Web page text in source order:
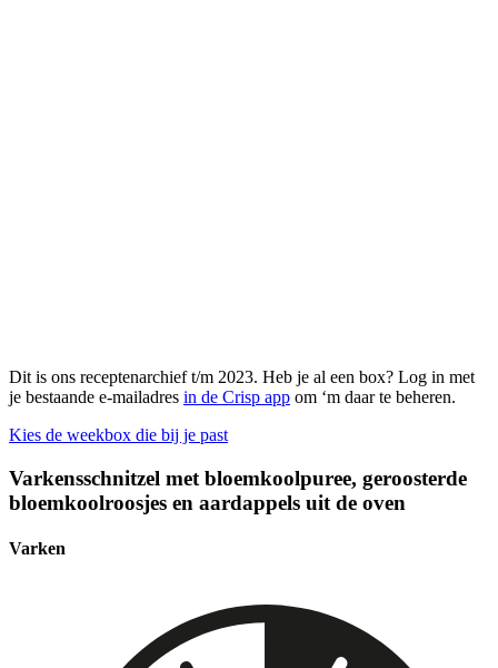
Dit is ons receptenarchief t/m 2023. Heb je al een box? Log in met
je bestaande e-mailadres in de Crisp app om ‘m daar te beheren.
Kies de weekbox die bij je past
Varkensschnitzel met bloemkoolpuree, geroosterde
bloemkoolroosjes en aardappels uit de oven
Varken